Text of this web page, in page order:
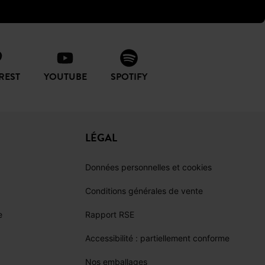
et les
on associe le blazer à une
, nous construisons une mode
manteaux, sacs, bijoux et bien
YOUTUBE SPOTIFY
LÉGAL
Données personnelles et cookies
Conditions générales de vente
Rapport RSE
Accessibilité : partiellement conforme
Nos emballages